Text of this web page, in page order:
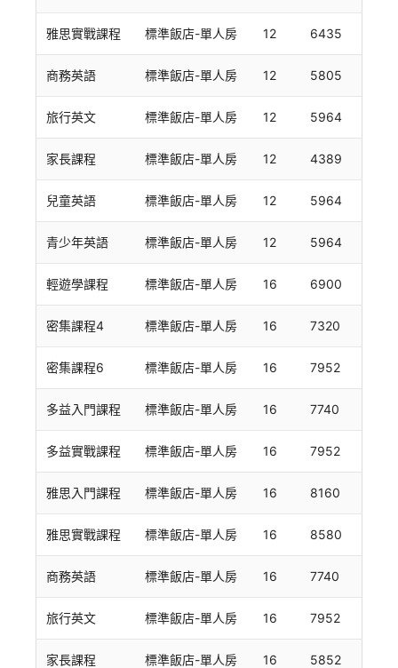
雅思實戰課程 標準飯店-單人房 12 6435
商務英語 標準飯店-單人房 12 5805
旅行英文 標準飯店-單人房 12 5964
家長課程 標準飯店-單人房 12 4389
兒童英語 標準飯店-單人房 12 5964
青少年英語 標準飯店-單人房 12 5964
輕遊學課程 標準飯店-單人房 16 6900
密集課程4 標準飯店-單人房 16 7320
密集課程6 標準飯店-單人房 16 7952
多益入門課程 標準飯店-單人房 16 7740
多益實戰課程 標準飯店-單人房 16 7952
雅思入門課程 標準飯店-單人房 16 8160
雅思實戰課程 標準飯店-單人房 16 8580
商務英語 標準飯店-單人房 16 7740
旅行英文 標準飯店-單人房 16 7952
家長課程 標準飯店-單人房 16 5852